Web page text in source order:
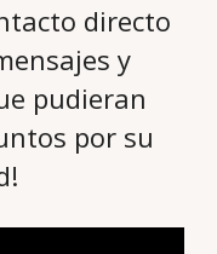
directo
y
pudieran
por su